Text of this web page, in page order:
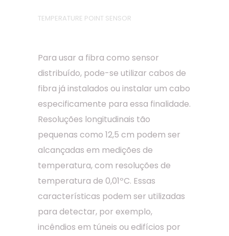
TEMPERATURE POINT SENSOR
Para usar a fibra como sensor
distribuído, pode-se utilizar cabos de
fibra já instalados ou instalar um cabo
especificamente para essa finalidade.
Resoluções longitudinais tão
pequenas como 12,5 cm podem ser
alcançadas em medições de
temperatura, com resoluções de
temperatura de 0,01ºC. Essas
características podem ser utilizadas
para detectar, por exemplo,
incêndios em túneis ou edifícios por